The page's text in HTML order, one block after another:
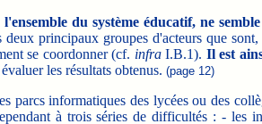
du système éducatif, ne
principaux groupes d'acteurs que
se coordonner (cf. infraI.B.1). Il est
les résultats obtenus. (page 12)
parcs informatiques des lycées ou des
à trois séries de difficultés : - les